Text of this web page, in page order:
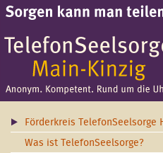
Förderkreis TelefonSeelsorge
Was ist TelefonSeelsorge?